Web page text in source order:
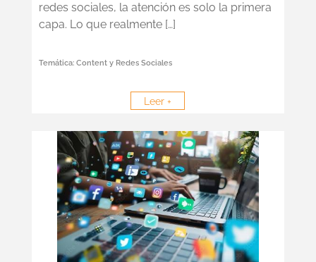
redes sociales, la atención es solo la primera
capa. Lo que realmente […]
Temática: Content y Redes Sociales
Leer +